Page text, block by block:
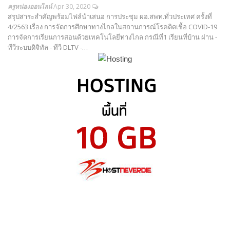
ครูหน่องออนไลน์Apr 30, 2020
สรุปสาระสำคัญพร้อมไฟล์นำเสนอ การประชุม ผอ.สพท.ทั่วประเทศ ครั้งที่
4/2563 เรื่อง การจัดการศึกษาทางไกลในสถานการณ์โรคติดเชื้อ COVID-19
การจัดการเรียนการสอนด้วยเทคโนโลยีทางไกล กรณีที่1 เรียนที่บ้าน ผ่าน -
ทีวีระบบดิจิทัล - ทีวี DLTV -…